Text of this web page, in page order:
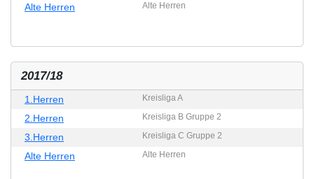
Alte Herren Alte Herren
2017/18
1.Herren Kreisliga A
2.Herren Kreisliga B Gruppe 2
3.Herren Kreisliga C Gruppe 2
Alte Herren Alte Herren